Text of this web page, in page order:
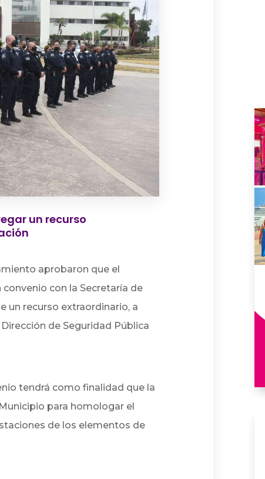
un recurso
aprobaron que el
con la Secretaría de
un recurso extraordinario, a
de Seguridad Pública
tendrá como finalidad que la
para homologar el
de los elementos de